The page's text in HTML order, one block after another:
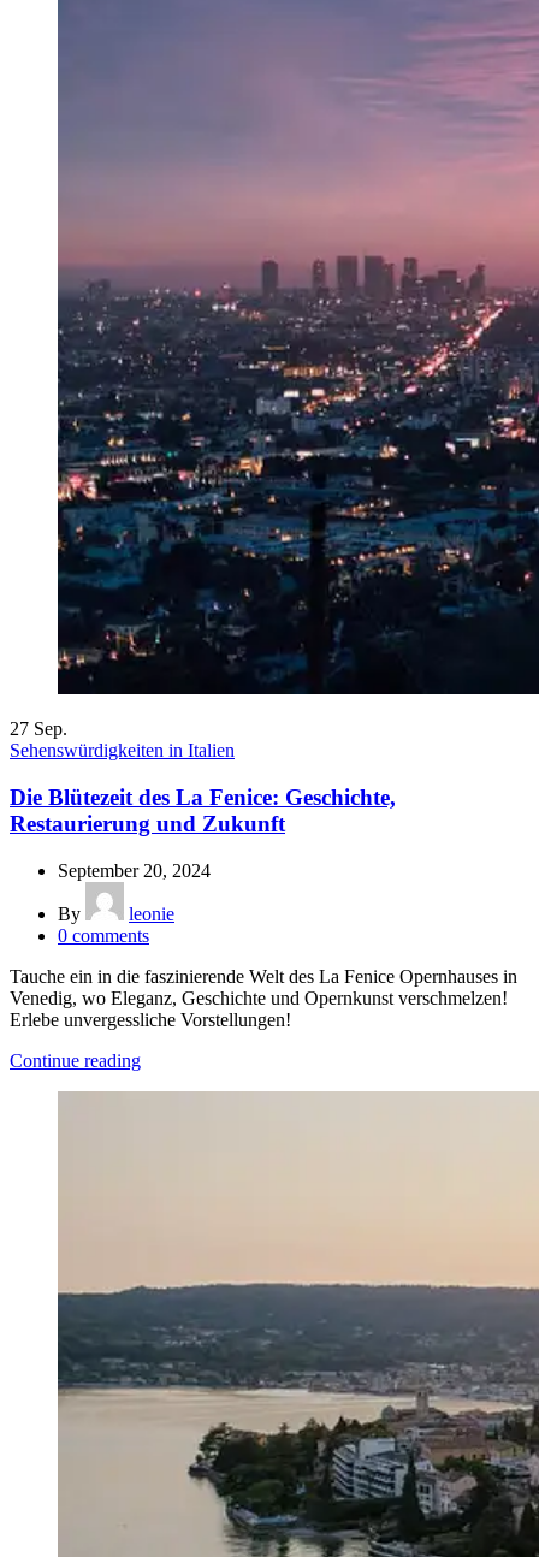
27 Sep.
Sehenswürdigkeiten in Italien
Die Blütezeit des La Fenice: Geschichte,
Restaurierung und Zukunft
September 20, 2024
By
leonie
0 comments
Tauche ein in die faszinierende Welt des La Fenice Opernhauses in
Venedig, wo Eleganz, Geschichte und Opernkunst verschmelzen!
Erlebe unvergessliche Vorstellungen!
Continue reading